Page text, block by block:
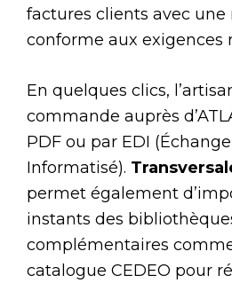
factures clients avec
conforme aux exigences
En quelques clics,
commande auprès
PDF ou par EDI
Informatisé).
permet également
instants des
complémentaires
catalogue CEDEO pour